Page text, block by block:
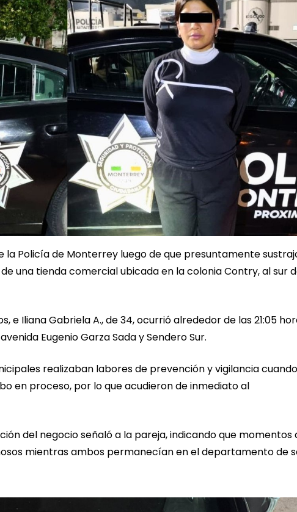
la Policía de Monterrey luego de que presuntamente
una tienda comercial ubicada en la colonia Contry, al sur
e Iliana Gabriela A., de 34, ocurrió alrededor de las 21:05
Eugenio Garza Sada y Sendero Sur.
realizaban labores de prevención y vigilancia cuando
en proceso, por lo que acudieron de inmediato al
del negocio señaló a la pareja, indicando que momentos
mientras ambos permanecían en el departamento de